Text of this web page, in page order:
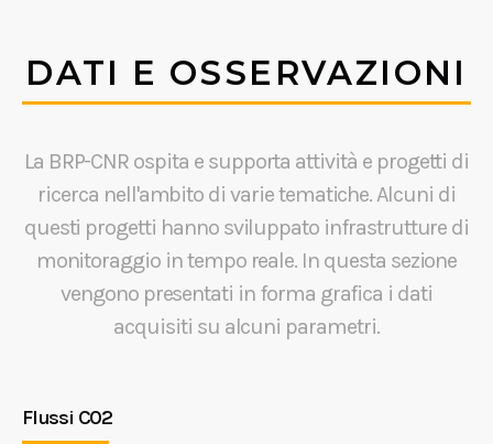
DATI E OSSERVAZIONI
La BRP-CNR ospita e supporta attività e progetti di
ricerca nell'ambito di varie tematiche. Alcuni di
questi progetti hanno sviluppato infrastrutture di
monitoraggio in tempo reale. In questa sezione
vengono presentati in forma grafica i dati
acquisiti su alcuni parametri.
Flussi CO2